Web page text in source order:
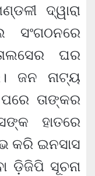
ଦ୍ୱାରା
ସଂଗଠନରେ
ଘର
ଜନ ନାଟ୍ୟ
ତାଙ୍କର
ହାତରେ
କରି ଇନସାସ
ଡ଼ିଜିପି ସୂଚନା